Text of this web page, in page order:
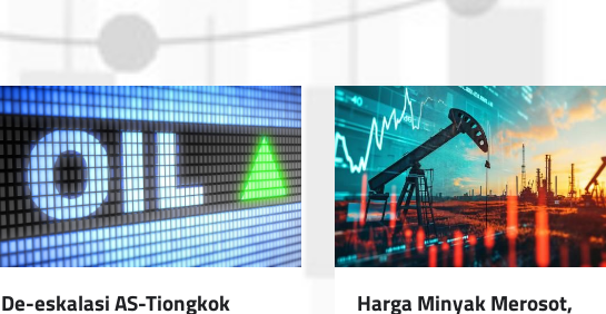
De-eskalasi AS-Tiongkok
Harga Minyak Merosot,